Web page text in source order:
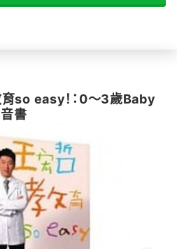
so easy！：0～3歲Baby
書